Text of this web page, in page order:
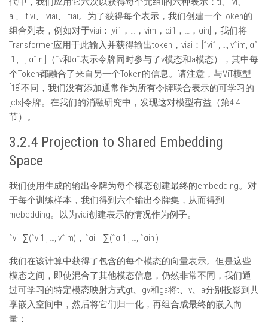
ai、 tivi、 viai、 tiai。为了获得每个表示，我们创建一个Token的
组合列表，例如对于viai：[νi1，…，νim，αi1，…，αin]，我们将
Transformer应用于此输入并获得输出token，viai：[ˆνi1 , …, νˆim, αˆ
i1 , …, αˆin ]（ˆν和αˆ表示令牌同时参与了v模态和a模态），其中每
个Token都融合了来自另一个Token的信息。请注意，与ViT模型
[18]不同，我们没有添加通常作为所有令牌联合表示的可学习的
[cls]令牌。在我们的消融研究中，发现这对模型有益（第4.4
节）。
3.2.4 Projection to Shared Embedding
Space
我们使用生成的输出令牌为每个模态创建最终的embedding。对
于每个训练样本，我们得到六个输出令牌集，从而得到
mebedding。以为viai创建表示的情况作为例子。
ˆνi=∑(ˆνi1 , …, νˆim)，ˆαi = ∑(ˆαi1 , …, ˆαin )
我们在该计算中获得了包含的每个模态的向量表示。但是这些
模态之间，即使混合了其他模态信息，仍然非常不同，我们通
过可学习的特定模态映射方式gt、gv和ga将t、v、a分别投影到共
享嵌入空间中，然后将它们归一化，再组合成最终的嵌入向
量：